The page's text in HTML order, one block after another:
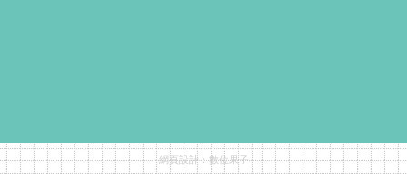
網頁設計：數位果子